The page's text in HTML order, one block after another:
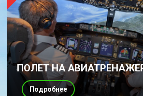
ПОЛЕТ НА
Подробнее